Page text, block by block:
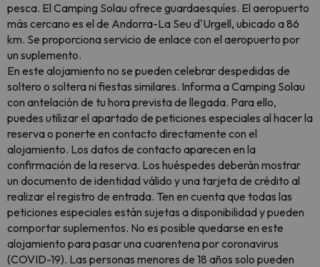
pesca. El Camping Solau ofrece guardaesquíes. El aeropuerto
más cercano es el de Andorra-La Seu d'Urgell, ubicado a 86
km. Se proporciona servicio de enlace con el aeropuerto por
un suplemento.
En este alojamiento no se pueden celebrar despedidas de
soltero o soltera ni fiestas similares. Informa a Camping Solau
con antelación de tu hora prevista de llegada. Para ello,
puedes utilizar el apartado de peticiones especiales al hacer la
reserva o ponerte en contacto directamente con el
alojamiento. Los datos de contacto aparecen en la
confirmación de la reserva. Los huéspedes deberán mostrar
un documento de identidad válido y una tarjeta de crédito al
realizar el registro de entrada. Ten en cuenta que todas las
peticiones especiales están sujetas a disponibilidad y pueden
comportar suplementos. No es posible quedarse en este
alojamiento para pasar una cuarentena por coronavirus
(COVID-19). Las personas menores de 18 años solo pueden